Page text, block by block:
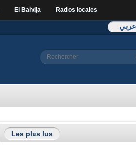
El Bahdja Radios locales
عربي
Formulaire de
Rechercher
Les plus lus